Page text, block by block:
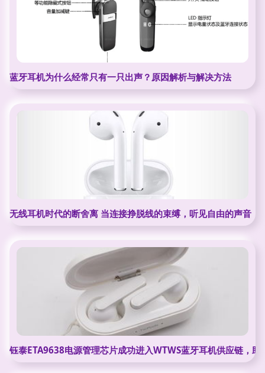
蓝牙耳机为什么经常只有一只出声？原因解析与解决方法
无线耳机时代的断舍离 当连接挣脱线的束缚，听见自由的声音
钰泰ETA9638电源管理芯片成功进入WTWS蓝牙耳机供应链，助